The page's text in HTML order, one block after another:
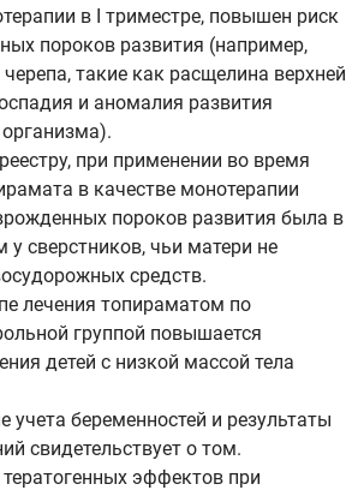
в I триместре, повышен риск
пороков развития (например,
такие как расщелина верхней
и аномалия развития
при применении во время
в качестве монотерапии
пороков развития была в
сверстников, чьи матери не
средств.
лечения топираматом по
группой повышается
детей с низкой массой тела
учета беременностей и результаты
свидетельствует о том.
эффектов при